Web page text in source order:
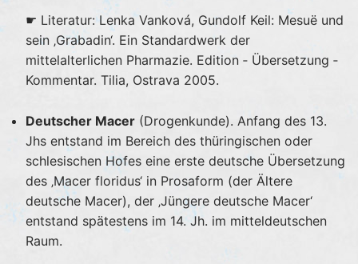
☛ Literatur: Lenka Vanková, Gundolf Keil: Mesuë und
sein ‚Grabadin‘. Ein Standardwerk der
mittelalterlichen Pharmazie. Edition ‐ Übersetzung ‐
Kommentar. Tilia, Ostrava 2005.
Deutscher Macer (Drogenkunde). Anfang des 13.
Jhs entstand im Bereich des thüringischen oder
schlesischen Hofes eine erste deutsche Übersetzung
des ‚Macer floridus‘ in Prosaform (der Ältere
deutsche Macer), der ‚Jüngere deutsche Macer‘
entstand spätestens im 14. Jh. im mitteldeutschen
Raum.